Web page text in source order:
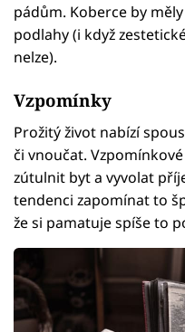
pádům. Koberce by
podlahy (i když
nelze).
Vzpomínky
Prožitý život nabízí
či vnoučat.
zútulnit byt a vyvolat
tendenci zapomínat to
že si pamatuje spíše to